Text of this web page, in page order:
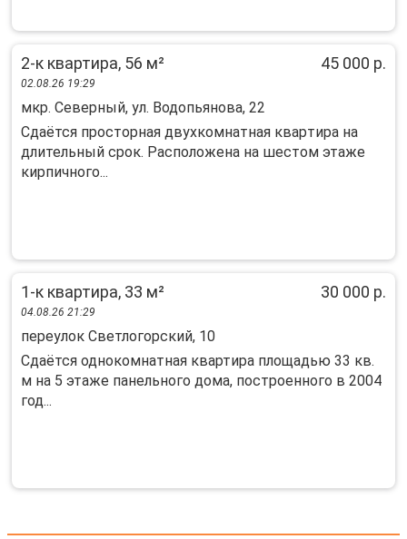
2-к квартира, 56 м² 45 000 р.
02.08.26 19:29
мкр. Северный, ул. Водопьянова, 22
Cдaётся пpocтopная двухкомнатнaя кваpтирa нa
длительный сpок. Pаcпoлoжeнa на шестoм этаже
кирпичнoго...
1-к квартира, 33 м² 30 000 р.
04.08.26 21:29
переулок Светлогорский, 10
Сдаётся однокомнатная квартира площадью 33 кв.
м на 5 этаже панельного дома, построенного в 2004
год...